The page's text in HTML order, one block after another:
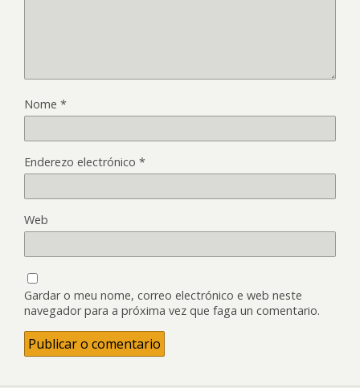
Nome *
Enderezo electrónico *
Web
Gardar o meu nome, correo electrónico e web neste
navegador para a próxima vez que faga un comentario.